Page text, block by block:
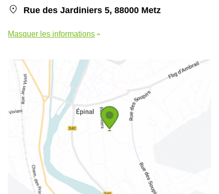
Rue des Jardiniers 5, 88000 Metz
Masquer les informations